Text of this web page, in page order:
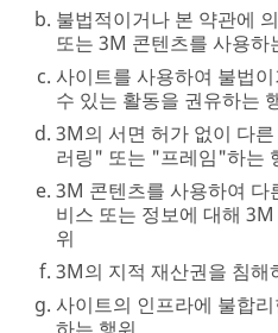
불법적이거나 본 약관에
또는 3M 콘텐츠를 사용하
사이트를 사용하여 불법
수 있는 활동을 권유하는
3M의 서면 허가 없이 다
러링" 또는 "프레임"하는
3M 콘텐츠를 사용하여 다
비스 또는 정보에 대해
위
3M의 지적 재산권을 침해
사이트의 인프라에 불합
하는 행위